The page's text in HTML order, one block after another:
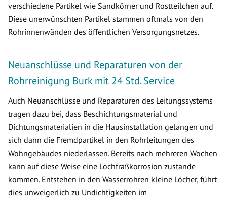
verschiedene Partikel wie Sandkörner und Rostteilchen auf.
Diese unerwünschten Partikel stammen oftmals von den
Rohrinnenwänden des öffentlichen Versorgungsnetzes.
Neuanschlüsse und Reparaturen von der
Rohrreinigung Burk mit 24 Std. Service
Auch Neuanschlüsse und Reparaturen des Leitungssystems
tragen dazu bei, dass Beschichtungsmaterial und
Dichtungsmaterialien in die Hausinstallation gelangen und
sich dann die Fremdpartikel in den Rohrleitungen des
Wohngebäudes niederlassen. Bereits nach mehreren Wochen
kann auf diese Weise eine Lochfraßkorrosion zustande
kommen. Entstehen in den Wasserrohren kleine Löcher, führt
dies unweigerlich zu Undichtigkeiten im